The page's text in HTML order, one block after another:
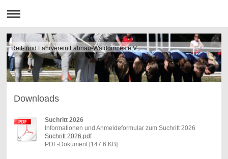
Reit- und Fahrverein Lahnau-Waldgirmes e.V.
Downloads
Suchritt 2026
Informationen und Anmeldeformular zum Suchritt 2026
Suchritt 2026.pdf
PDF-Dokument [147.6 KB]